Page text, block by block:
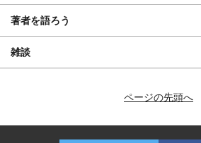
著者を語ろう
雑談
ページの先頭へ